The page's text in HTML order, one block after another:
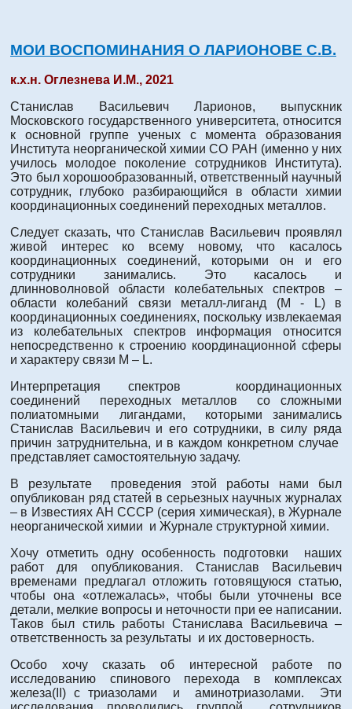
МОИ ВОСПОМИНАНИЯ О ЛАРИОНОВЕ С.В.
к.х.н. Оглезнева И.М., 2021
Станислав Васильевич Ларионов, выпускник
Московского государственного университета, относится
к основной группе ученых с момента образования
Института неорганической химии СО РАН (именно у них
училось молодое поколение сотрудников Института).
Это был хорошообразованный, ответственный научный
сотрудник, глубоко разбирающийся в области химии
координационных соединений переходных металлов.
Следует сказать, что Станислав Васильевич проявлял
живой интерес ко всему новому, что касалось
координационных соединений, которыми он и его
сотрудники занимались. Это касалось и
длинноволновой области колебательных спектров –
области колебаний связи металл-лиганд (M - L) в
координационных соединениях, поскольку извлекаемая
из колебательных спектров информация относится
непосредственно к строению координационной сферы
и характеру связи M – L.
Интерпретация спектров координационных
соединений переходных металлов со сложными
полиатомными лигандами, которыми занимались
Станислав Васильевич и его сотрудники, в силу ряда
причин затруднительна, и в каждом конкретном случае
представляет самостоятельную задачу.
В результате проведения этой работы нами был
опубликован ряд статей в серьезных научных журналах
– в Известиях АН СССР (серия химическая), в Журнале
неорганической химии и Журнале структурной химии.
Хочу отметить одну особенность подготовки наших
работ для опубликования. Станислав Васильевич
временами предлагал отложить готовящуюся статью,
чтобы она «отлежалась», чтобы были уточнены все
детали, мелкие вопросы и неточности при ее написании.
Таков был стиль работы Станислава Васильевича –
ответственность за результаты и их достоверность.
Особо хочу сказать об интересной работе по
исследованию спинового перехода в комплексах
железа(II) с триазолами и аминотриазолами. Эти